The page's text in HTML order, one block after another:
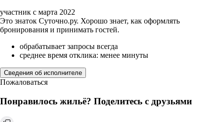
участник с марта 2022
Это знаток Суточно.ру. Хорошо знает, как оформлять
бронирования и принимать гостей.
обрабатывает запросы всегда
среднее время отклика: менее минуты
Сведения об исполнителе
Пожаловаться
Понравилось жильё? Поделитесь с друзьями